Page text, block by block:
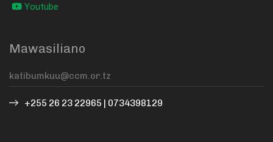
Youtube
Mawasiliano
+255 26 23 22965 | 0734398129